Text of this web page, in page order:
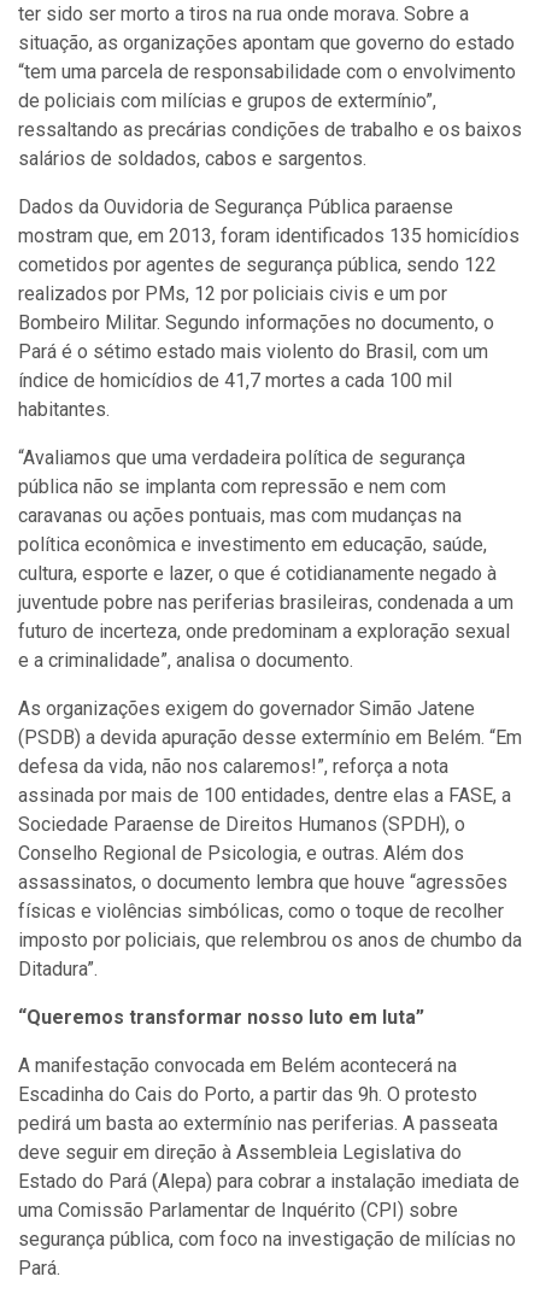
ter sido ser morto a tiros na rua onde morava. Sobre a
situação, as organizações apontam que governo do estado
“tem uma parcela de responsabilidade com o envolvimento
de policiais com milícias e grupos de extermínio”,
ressaltando as precárias condições de trabalho e os baixos
salários de soldados, cabos e sargentos.
Dados da Ouvidoria de Segurança Pública paraense
mostram que, em 2013, foram identificados 135 homicídios
cometidos por agentes de segurança pública, sendo 122
realizados por PMs, 12 por policiais civis e um por
Bombeiro Militar. Segundo informações no documento, o
Pará é o sétimo estado mais violento do Brasil, com um
índice de homicídios de 41,7 mortes a cada 100 mil
habitantes.
“Avaliamos que uma verdadeira política de segurança
pública não se implanta com repressão e nem com
caravanas ou ações pontuais, mas com mudanças na
política econômica e investimento em educação, saúde,
cultura, esporte e lazer, o que é cotidianamente negado à
juventude pobre nas periferias brasileiras, condenada a um
futuro de incerteza, onde predominam a exploração sexual
e a criminalidade”, analisa o documento.
As organizações exigem do governador Simão Jatene
(PSDB) a devida apuração desse extermínio em Belém. “Em
defesa da vida, não nos calaremos!”, reforça a nota
assinada por mais de 100 entidades, dentre elas a FASE, a
Sociedade Paraense de Direitos Humanos (SPDH), o
Conselho Regional de Psicologia, e outras. Além dos
assassinatos, o documento lembra que houve “agressões
físicas e violências simbólicas, como o toque de recolher
imposto por policiais, que relembrou os anos de chumbo da
Ditadura”.
“Queremos transformar nosso luto em luta”
A manifestação convocada em Belém acontecerá na
Escadinha do Cais do Porto, a partir das 9h. O protesto
pedirá um basta ao extermínio nas periferias. A passeata
deve seguir em direção à Assembleia Legislativa do
Estado do Pará (Alepa) para cobrar a instalação imediata de
uma Comissão Parlamentar de Inquérito (CPI) sobre
segurança pública, com foco na investigação de milícias no
Pará.